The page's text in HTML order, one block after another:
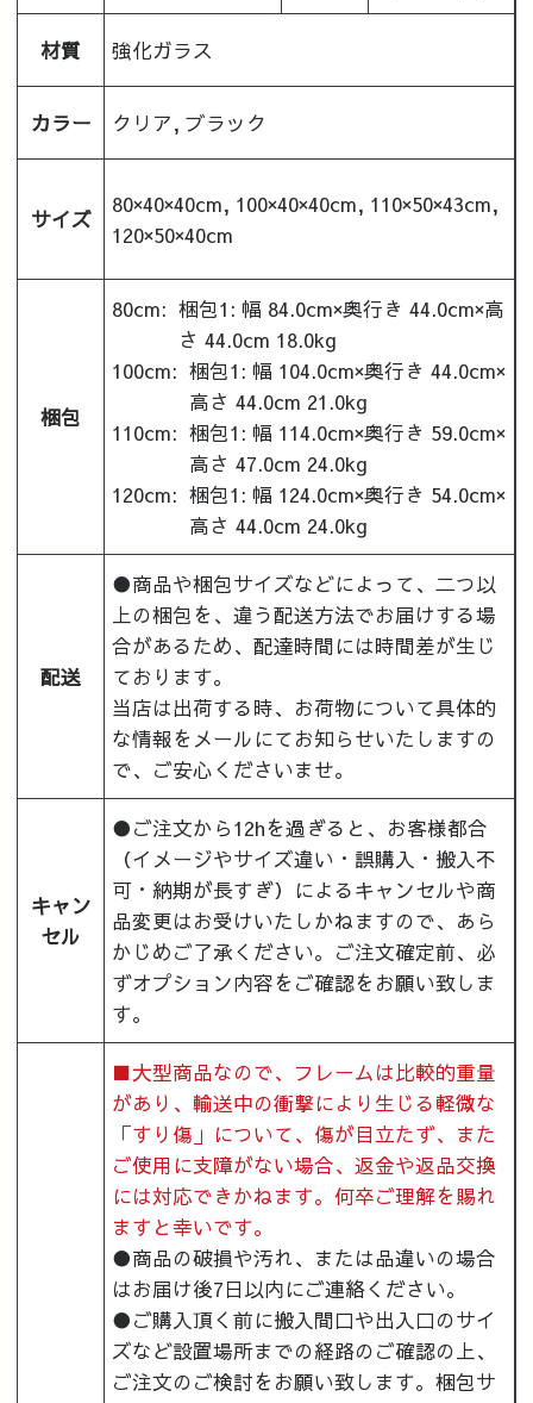
材質 強化ガラス
カラー クリア, ブラック
サイズ
80×40×40cm, 100×40×40cm, 110×50×43cm,
120×50×40cm
梱包
80cm: 梱包1: 幅 84.0cm×奥行き 44.0cm×高
さ 44.0cm 18.0kg
100cm: 梱包1: 幅 104.0cm×奥行き 44.0cm×
高さ 44.0cm 21.0kg
110cm: 梱包1: 幅 114.0cm×奥行き 59.0cm×
高さ 47.0cm 24.0kg
120cm: 梱包1: 幅 124.0cm×奥行き 54.0cm×
高さ 44.0cm 24.0kg
配送
●商品や梱包サイズなどによって、二つ以
上の梱包を、違う配送方法でお届けする場
合があるため、配達時間には時間差が生じ
ております。
当店は出荷する時、お荷物について具体的
な情報をメールにてお知らせいたしますの
で、ご安心くださいませ。
キャン
セル
●ご注文から12hを過ぎると、お客様都合
（イメージやサイズ違い・誤購入・搬入不
可・納期が長すぎ）によるキャンセルや商
品変更はお受けいたしかねますので、あら
かじめご了承ください。ご注文確定前、必
ずオプション内容をご確認をお願い致しま
す。
■大型商品なので、フレームは比較的重量
があり、輸送中の衝撃により生じる軽微な
「すり傷」について、傷が目立たず、また
ご使用に支障がない場合、返金や返品交換
には対応できかねます。何卒ご理解を賜れ
ますと幸いです。
●商品の破損や汚れ、または品違いの場合
はお届け後7日以内にご連絡ください。
●ご購入頂く前に搬入間口や出入口のサイ
ズなど設置場所までの経路のご確認の上、
ご注文のご検討をお願い致します。梱包サ